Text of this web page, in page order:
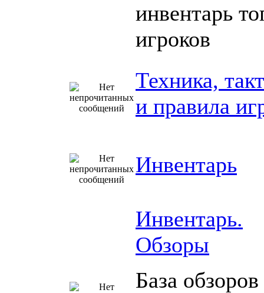
инвентарь
игроков
Техника,
и правила
Инвентарь
Инвентарь.
Обзоры
База обзоров